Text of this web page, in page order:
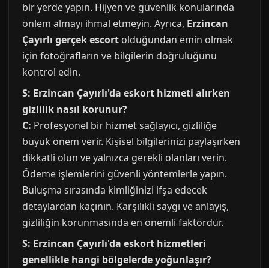
bir yerde yapın. Hijyen ve güvenlik konularında
önlem almayı ihmal etmeyin. Ayrıca, Erzincan
Çayırlı gerçek escort olduğundan emin olmak
için fotoğrafların ve bilgilerin doğruluğunu
kontrol edin.
S: Erzincan Çayırlı'da eskort hizmeti alırken
gizlilik nasıl korunur?
C: Profesyonel bir hizmet sağlayıcı, gizliliğe
büyük önem verir. Kişisel bilgilerinizi paylaşırken
dikkatli olun ve yalnızca gerekli olanları verin.
Ödeme işlemlerini güvenli yöntemlerle yapın.
Buluşma sırasında kimliğinizi ifşa edecek
detaylardan kaçının. Karşılıklı saygı ve anlayış,
gizliliğin korunmasında en önemli faktördür.
S: Erzincan Çayırlı'da eskort hizmetleri
genellikle hangi bölgelerde yoğunlaşır?